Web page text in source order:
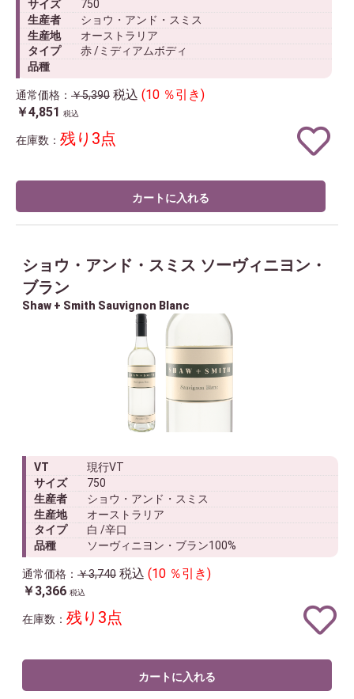
サイズ
750
生産者
ショウ・アンド・スミス
生産地
オーストラリア
タイプ
赤 /ミディアムボディ
品種
通常価格： ￥5,390 税込 (10 ％引き)
￥4,851 税込
在庫数： 残り3点
カートに入れる
ショウ・アンド・スミス ソーヴィニヨン・
ブラン
Shaw + Smith Sauvignon Blanc
VT
現行VT
サイズ
750
生産者
ショウ・アンド・スミス
生産地
オーストラリア
タイプ
白 /辛口
品種
ソーヴィニヨン・ブラン100%
通常価格： ￥3,740 税込 (10 ％引き)
￥3,366 税込
在庫数： 残り3点
カートに入れる